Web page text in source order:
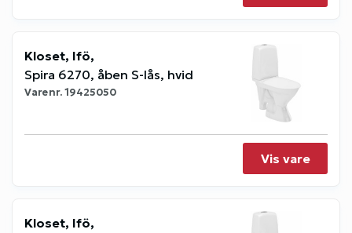
Kloset, Ifö,
Spira 6270, åben S-lås, hvid
Varenr.19425050
Vis vare
Kloset, Ifö,